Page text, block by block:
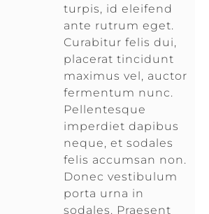
turpis, id eleifend
ante rutrum eget.
Curabitur felis dui,
placerat tincidunt
maximus vel, auctor
fermentum nunc.
Pellentesque
imperdiet dapibus
neque, et sodales
felis accumsan non.
Donec vestibulum
porta urna in
sodales. Praesent